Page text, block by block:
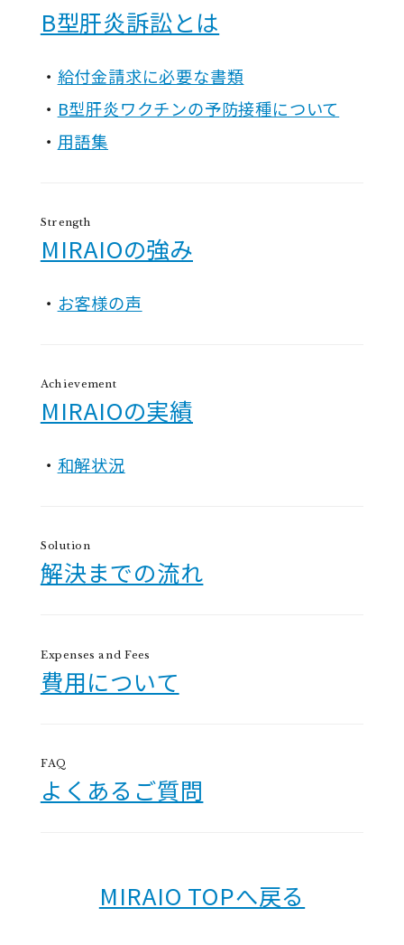
B型肝炎訴訟とは
給付金請求に必要な書類
B型肝炎ワクチンの予防接種について
用語集
Strength
MIRAIOの強み
お客様の声
Achievement
MIRAIOの実績
和解状況
Solution
解決までの流れ
Expenses and Fees
費用について
FAQ
よくあるご質問
MIRAIO TOPへ戻る